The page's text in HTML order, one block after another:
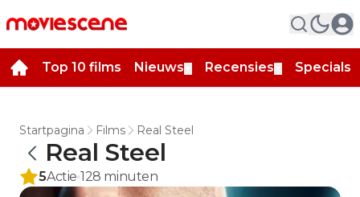
Top 10 films Nieuws Recensies Specials
Startpagina Films Real Steel
Real Steel
5Actie 128 minuten